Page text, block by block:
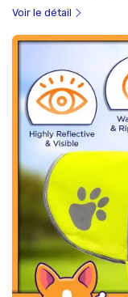
Voir le détail